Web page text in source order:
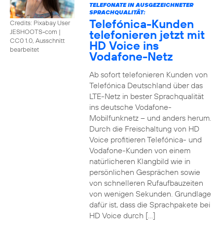
Credits: Pixabay User
JESHOOTS-com |
CC0 1.0, Ausschnitt
bearbeitet
TELEFONATE IN AUSGEZEICHNETER
SPRACHQUALITÄT:
Telefónica-Kunden
telefonieren jetzt mit
HD Voice ins
Vodafone-Netz
Ab sofort telefonieren Kunden von
Telefónica Deutschland über das
LTE-Netz in bester Sprachqualität
ins deutsche Vodafone-
Mobilfunknetz – und anders herum.
Durch die Freischaltung von HD
Voice profitieren Telefónica- und
Vodafone-Kunden von einem
natürlicheren Klangbild wie in
persönlichen Gesprächen sowie
von schnelleren Rufaufbauzeiten
von wenigen Sekunden. Grundlage
dafür ist, dass die Sprachpakete bei
HD Voice durch […]